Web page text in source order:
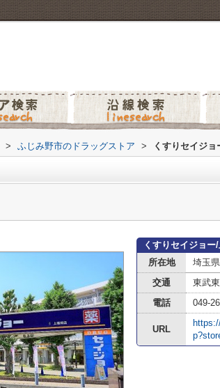
> ふじみ野市のドラッグストア > くすりセイジ
くすりセイジョー
所在地
埼玉
交通
東武
電話
049-
URL